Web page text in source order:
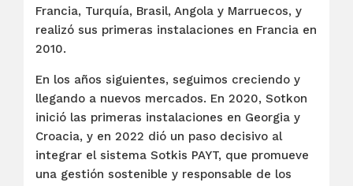
Francia, Turquía, Brasil, Angola y Marruecos, y
realizó sus primeras instalaciones en Francia en
2010.
En los años siguientes, seguimos creciendo y
llegando a nuevos mercados. En 2020, Sotkon
inició las primeras instalaciones en Georgia y
Croacia, y en 2022 dió un paso decisivo al
integrar el sistema Sotkis PAYT, que promueve
una gestión sostenible y responsable de los